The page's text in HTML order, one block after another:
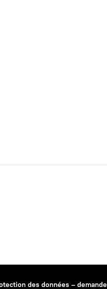
des données – demande